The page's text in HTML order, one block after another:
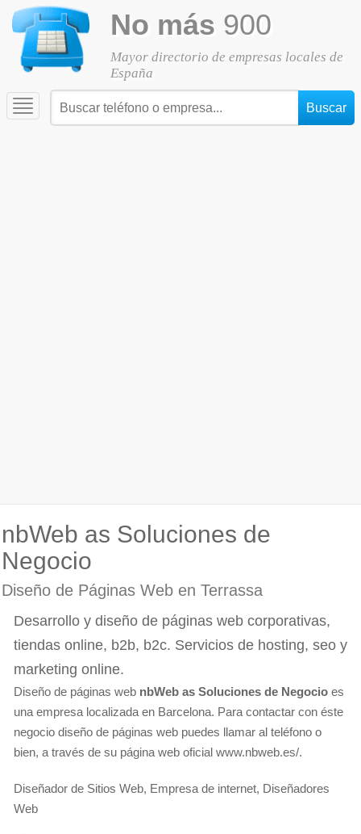
No más 900
Mayor directorio de empresas locales de
España
Toggle
navigation
nbWeb as Soluciones de
Negocio
Diseño de Páginas Web en Terrassa
Desarrollo y diseño de páginas web corporativas,
tiendas online, b2b, b2c. Servicios de hosting, seo y
marketing online.
Diseño de páginas web nbWeb as Soluciones de Negocio es
una empresa localizada en Barcelona. Para contactar con éste
negocio diseño de páginas web puedes llamar al teléfono o
bien, a través de su página web oficial www.nbweb.es/.
Diseñador de Sitios Web, Empresa de internet, Diseñadores
Web